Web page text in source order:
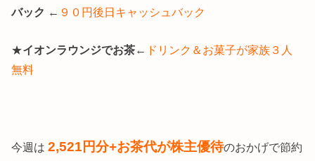
バック ← ９０円後日キャッシュバック
★イオンラウンジでお茶← ドリンク＆お菓子が家族３人
無料
今週は2,521円分+お茶代が株主優待のおかげで節約